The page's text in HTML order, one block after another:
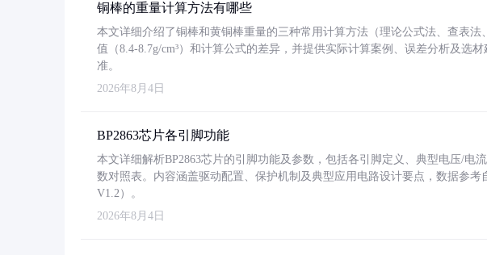
铜棒的重量计算方法有哪些
本文详细介绍了铜棒和黄铜棒重量的三种常用计算方法（理论公式法、查表
值（8.4-8.7g/cm³）和计算公式的差异，并提供实际计算案例、误差分析及选
准。
2026年8月4日
BP2863芯片各引脚功能
本文详细解析BP2863芯片的引脚功能及参数，包括各引脚定义、典型电压/电
数对照表。内容涵盖驱动配置、保护机制及典型应用电路设计要点，数据参考
V1.2）。
2026年8月4日